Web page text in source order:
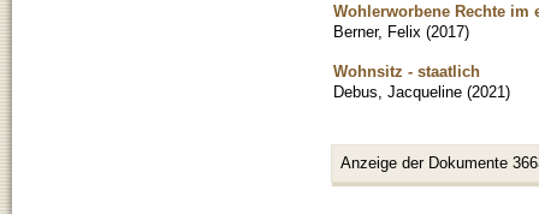
Wohlerworbene Rechte im
Berner, Felix (2017)
Wohnsitz - staatlich
Debus, Jacqueline (2021)
Anzeige der Dokumente